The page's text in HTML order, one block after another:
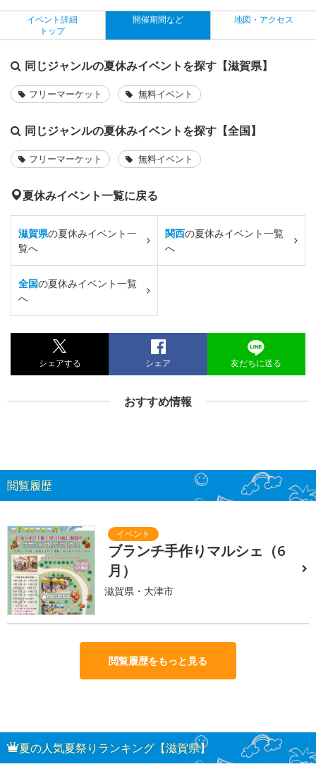
イベント詳細
トップ
開催期間など 地図・アクセス
同じジャンルの夏休みイベントを探す【滋賀県】
フリーマーケット 無料イベント
同じジャンルの夏休みイベントを探す【全国】
フリーマーケット 無料イベント
夏休みイベント一覧に戻る
滋賀県の夏休みイベント一
覧へ
関西の夏休みイベント一覧
へ
全国の夏休みイベント一覧
へ
シェアする シェア 友だちに送る
おすすめ情報
閲覧履歴
ブランチ手作りマルシェ（6
月）
滋賀県・大津市
閲覧履歴をもっと見る
夏の人気夏祭りランキング【滋賀県】